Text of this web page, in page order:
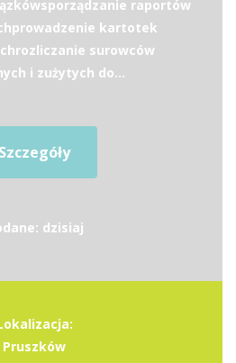
raportów
kartotek
surowców
i zużytych do...
Szczegóły
dzisiaj
Pruszków